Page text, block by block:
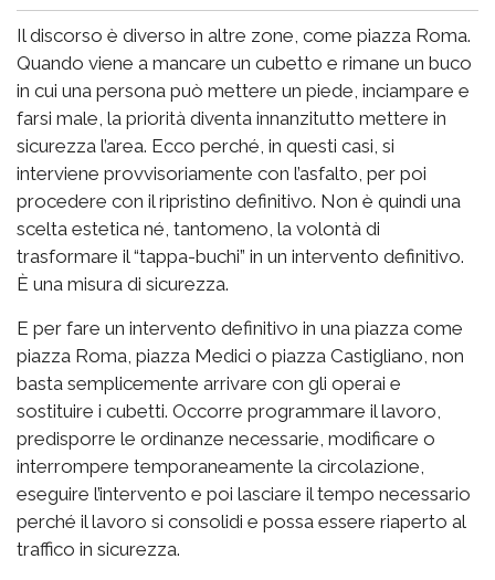
Il discorso è diverso in altre zone, come piazza Roma.
Quando viene a mancare un cubetto e rimane un buco
in cui una persona può mettere un piede, inciampare e
farsi male, la priorità diventa innanzitutto mettere in
sicurezza l’area. Ecco perché, in questi casi, si
interviene provvisoriamente con l’asfalto, per poi
procedere con il ripristino definitivo. Non è quindi una
scelta estetica né, tantomeno, la volontà di
trasformare il “tappa-buchi” in un intervento definitivo.
È una misura di sicurezza.
E per fare un intervento definitivo in una piazza come
piazza Roma, piazza Medici o piazza Castigliano, non
basta semplicemente arrivare con gli operai e
sostituire i cubetti. Occorre programmare il lavoro,
predisporre le ordinanze necessarie, modificare o
interrompere temporaneamente la circolazione,
eseguire l’intervento e poi lasciare il tempo necessario
perché il lavoro si consolidi e possa essere riaperto al
traffico in sicurezza.